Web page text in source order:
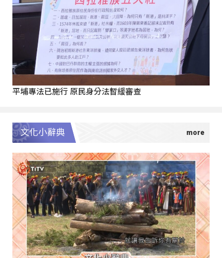
平埔專法已施行 原民身分法暫緩審查
文化小辭典